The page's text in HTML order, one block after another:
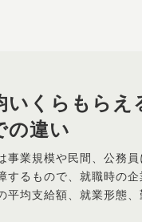
いくらもらえ
の違い
事業規模や民間、公務
するもので、就職時の
平均支給額、就業形態